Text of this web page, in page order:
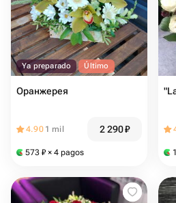
Ya preparado Último
Оранжерея
4.90 1 mil 2 290₽
573 ₽ × 4 pagos